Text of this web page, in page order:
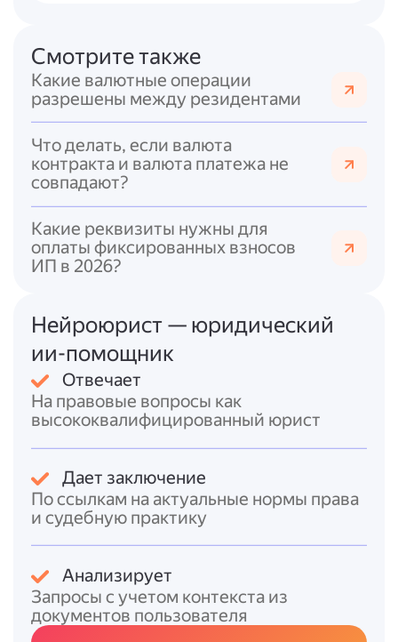
— содержит актуальные изменения для
участников ВЭД, включая экспортёров,
импортёров и компании, работающие с
займами нерезидентов;
— регламентирует отчётность по
зарубежным счетам.
Особое внимание следует уделить
соблюдению сроков репатриации
нарушение влечёт административную
ответственность (ст. 15.25 КоАП РФ), а в
РФ, до 5 лет лишения свободы).
Перспективное направление —
использование
расчётов: проект ФЗ № 1194918-8
предлагает разрешить такие операции по
Итоговый ответ
Чтобы провести оплату зарубежному
1. Заключитеконтракт с указанием сроков
исполнения обязательств.
2. Проводите расчётычерез
Смотрите также
Какие валютные операции
разрешены между резидентами
Что делать, если валюта
контракта и валюта платежа не
совпадают?
Какие реквизиты нужны для
оплаты фиксированных взносов
ИП в 2026?
Нейроюрист — юридический
ии-помощник
Отвечает
На правовые вопросы как
высококвалифицированный юрист
Дает заключение
По ссылкам на актуальные нормы права
и судебную практику
Анализирует
Запросы с учетом контекста из
документов пользователя